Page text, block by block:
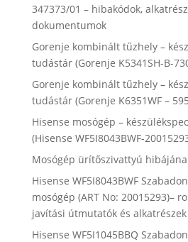
347373/01 – hibakódok,
dokumentumok
Gorenje kombinált tűzhely –
tudástár (Gorenje K5341SH-B-
Gorenje kombinált tűzhely –
tudástár (Gorenje K6351WF –
Hisense mosógép –
(Hisense WF5I8043BWF-
Mosógép ürítőszivattyú
Hisense WF5I8043BWF
mosógép (ART No: 20015293)–
javítási útmutatók és alkatrészek
Hisense WF5I1045BBQ